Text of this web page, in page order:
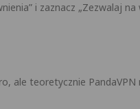
i zaznacz „Zezwalaj
ale teoretycznie